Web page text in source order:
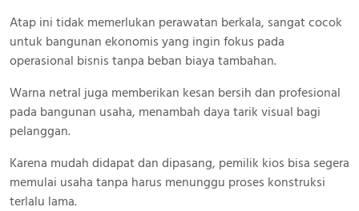
Atap ini tidak memerlukan perawatan berkala, sangat cocok
untuk bangunan ekonomis yang ingin fokus pada
operasional bisnis tanpa beban biaya tambahan.
Warna netral juga memberikan kesan bersih dan profesional
pada bangunan usaha, menambah daya tarik visual bagi
pelanggan.
Karena mudah didapat dan dipasang, pemilik kios bisa segera
memulai usaha tanpa harus menunggu proses konstruksi
terlalu lama.